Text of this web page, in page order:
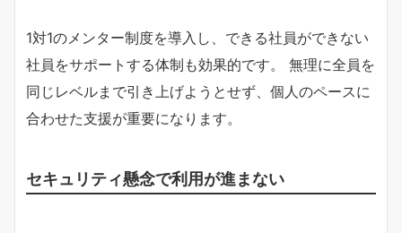
1対1のメンター制度を導入し、できる社員ができない
社員をサポートする体制も効果的です。 無理に全員を
同じレベルまで引き上げようとせず、個人のペースに
合わせた支援が重要になります。
セキュリティ懸念で利用が進まない